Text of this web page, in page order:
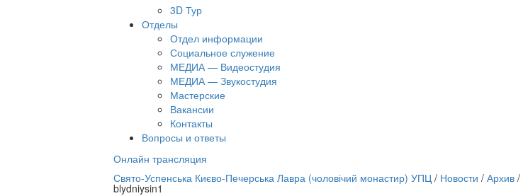
3D Тур
Отделы
Отдел информации
Социальное служение
МЕДИА — Видеостудия
МЕДИА — Звукостудия
Мастерские
Вакансии
Контакты
Вопросы и ответы
Онлайн трансляция
12 сентября
Свято-Успенська Києво-Печерська Лавра (чоловічий монастир) УПЦ/ Новости / Архив/
blydniysin1